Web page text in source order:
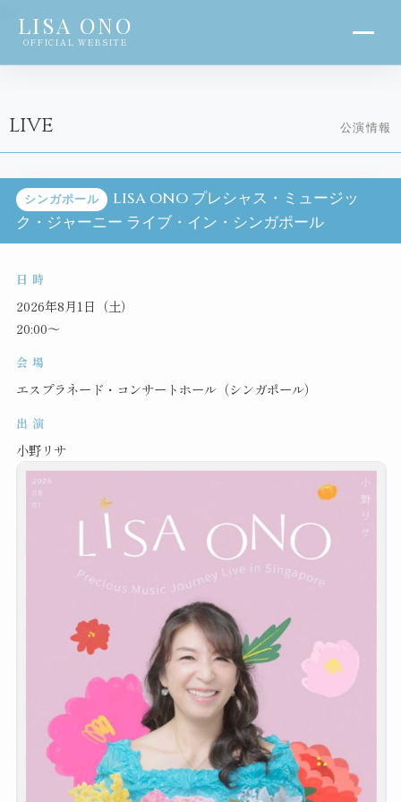
LISA ONO
OFFICIAL WEBSITE
LIVE 公演情報
シンガポール
LISA ONO プレシャス・ミュージッ
ク・ジャーニー ライブ・イン・シンガポール
日 時
2026年8月1日（土）
20:00～
会 場
エスプラネード・コンサートホール（シンガポール）
出 演
小野リサ